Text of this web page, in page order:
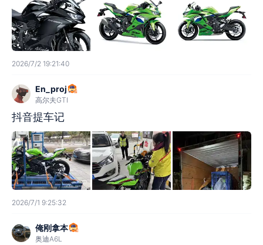
2026/7/2 19:21:40
En_proj
高尔夫GTI
抖音提车记
2026/7/1 9:25:32
俺刚拿本
奥迪A6L